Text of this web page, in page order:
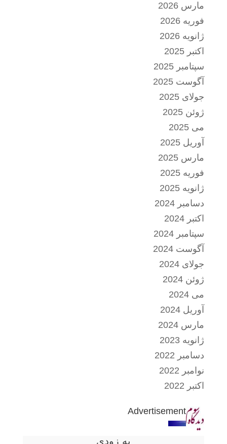
مارس 2026
فوریه 2026
ژانویه 2026
اکتبر 2025
سپتامبر 2025
آگوست 2025
جولای 2025
ژوئن 2025
می 2025
آوریل 2025
مارس 2025
فوریه 2025
ژانویه 2025
دسامبر 2024
اکتبر 2024
سپتامبر 2024
آگوست 2024
جولای 2024
ژوئن 2024
می 2024
آوریل 2024
مارس 2024
ژانویه 2023
دسامبر 2022
نوامبر 2022
اکتبر 2022
Advertisement
به زودی